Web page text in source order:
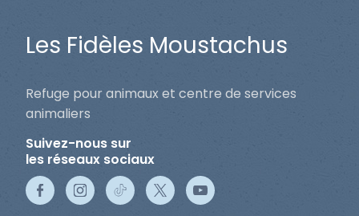
Les Fidèles Moustachus
Refuge pour animaux et centre de services
animaliers
Suivez-nous sur
les réseaux sociaux